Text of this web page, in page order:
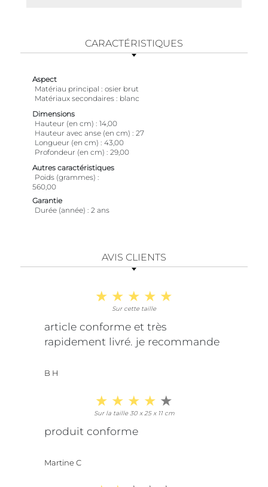
CARACTÉRISTIQUES
Aspect
Matériau principal
osier brut
Matériaux secondaires
blanc
Dimensions
Hauteur (en cm)
14,00
Hauteur avec anse (en cm)
27
Longueur (en cm)
43,00
Profondeur (en cm)
29,00
Autres caractéristiques
Poids (grammes)
560,00
Garantie
Durée (année)
2 ans
AVIS CLIENTS
Sur cette taille
article conforme et très
rapidement livré. je recommande
B H
Sur la taille 30 x 25 x 11 cm
produit conforme
Martine C